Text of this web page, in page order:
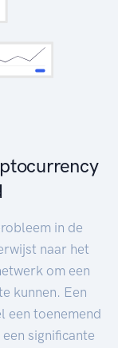
in de
naar het
om een
kunnen. Een
een toenemend
significante